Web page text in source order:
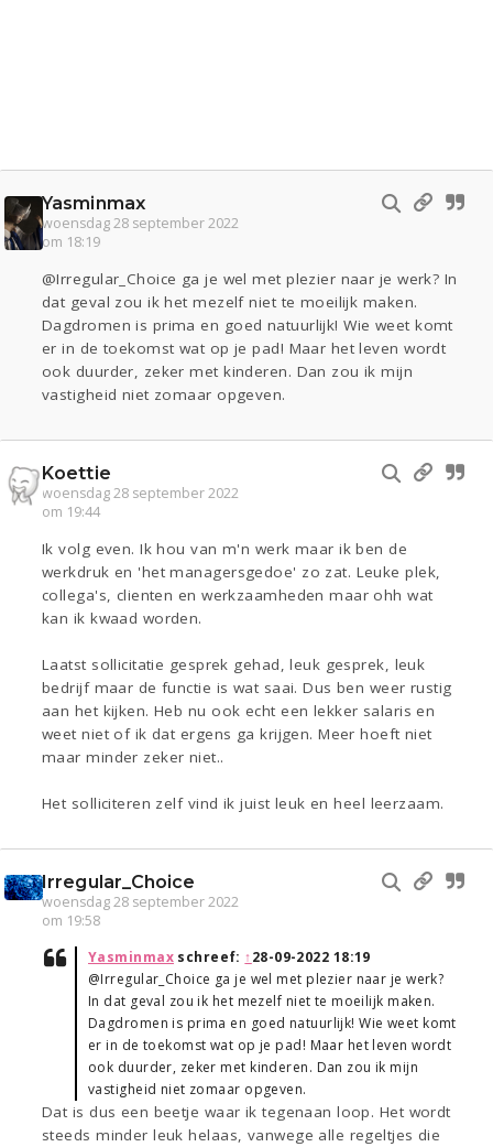
Yasminmax
woensdag 28 september 2022
om 18:19
@Irregular_Choice ga je wel met plezier naar je werk? In
dat geval zou ik het mezelf niet te moeilijk maken.
Dagdromen is prima en goed natuurlijk! Wie weet komt
er in de toekomst wat op je pad! Maar het leven wordt
ook duurder, zeker met kinderen. Dan zou ik mijn
vastigheid niet zomaar opgeven.
Koettie
woensdag 28 september 2022
om 19:44
Ik volg even. Ik hou van m'n werk maar ik ben de
werkdruk en 'het managersgedoe' zo zat. Leuke plek,
collega's, clienten en werkzaamheden maar ohh wat
kan ik kwaad worden.
Laatst sollicitatie gesprek gehad, leuk gesprek, leuk
bedrijf maar de functie is wat saai. Dus ben weer rustig
aan het kijken. Heb nu ook echt een lekker salaris en
weet niet of ik dat ergens ga krijgen. Meer hoeft niet
maar minder zeker niet..
Het solliciteren zelf vind ik juist leuk en heel leerzaam.
Irregular_Choice
woensdag 28 september 2022
om 19:58
Yasminmaxschreef: ↑28-09-2022 18:19
@Irregular_Choice ga je wel met plezier naar je werk?
In dat geval zou ik het mezelf niet te moeilijk maken.
Dagdromen is prima en goed natuurlijk! Wie weet komt
er in de toekomst wat op je pad! Maar het leven wordt
ook duurder, zeker met kinderen. Dan zou ik mijn
vastigheid niet zomaar opgeven.
Dat is dus een beetje waar ik tegenaan loop. Het wordt
steeds minder leuk helaas, vanwege alle regeltjes die